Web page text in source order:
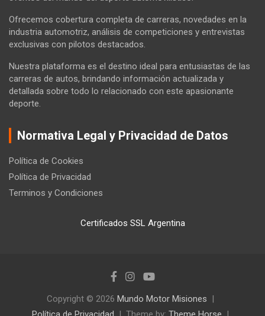
Ofrecemos cobertura completa de carreras, novedades en la
industria automotriz, análisis de competiciones y entrevistas
exclusivas con pilotos destacados.
Nuestra plataforma es el destino ideal para entusiastas de las
carreras de autos, brindando información actualizada y
detallada sobre todo lo relacionado con este apasionante
deporte.
Normativa Legal y Privacidad de Datos
Política de Cookies
Política de Privacidad
Terminos y Condiciones
Certificados SSL Argentina
Copyright © 2026 Mundo Motor Misiones